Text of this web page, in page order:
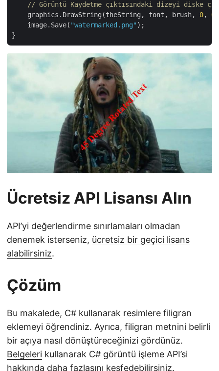
// Görüntü Kaydetme çıktısındaki dizeyi diske
    graphics.DrawString(theString, font, brush,
0, 0
    image.Save(
"watermarked.png" );
Ücretsiz API Lisansı Alın
API’yi değerlendirme sınırlamaları olmadan
denemek isterseniz, ücretsiz bir geçici lisans
alabilirsiniz.
Çözüm
Bu makalede, C# kullanarak resimlere filigran
eklemeyi öğrendiniz. Ayrıca, filigran metnini belirli
bir açıya nasıl dönüştüreceğinizi gördünüz.
Belgeleri kullanarak C# görüntü işleme API’si
hakkında daha fazlasını keşfedebilirsiniz.